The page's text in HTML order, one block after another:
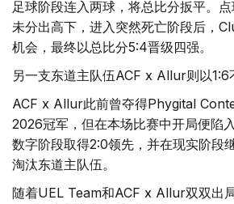
足球阶段连入两球，将总比分扳平。
未分出高下，进入突然死亡阶段后，
机会，最终以总比分5:4晋级四强。
另一支东道主队伍ACF x Allur则以1:6
ACF x Allur此前曾夺得Phygital
2026冠军，但在本场比赛中开局便陷
数字阶段取得2:0领先，并在现实阶段
淘汰东道主队伍。
随着UEL Team和ACF x Allur双双出